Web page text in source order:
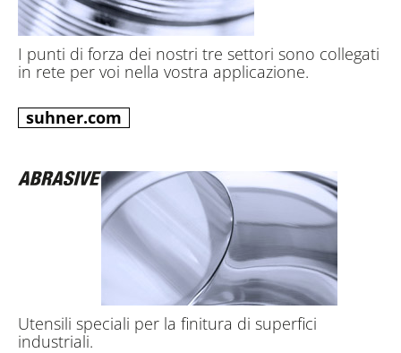
I punti di forza dei nostri tre settori sono collegati
in rete per voi nella vostra applicazione.
suhner.com
Utensili speciali per la finitura di superfici
industriali.